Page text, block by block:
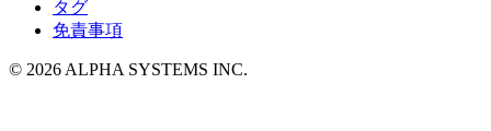
タグ
免責事項
© 2026 ALPHA SYSTEMS INC.